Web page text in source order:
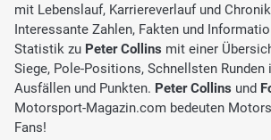
mit Lebenslauf, Karriereverlauf und
Interessante Zahlen, Fakten und
Statistik zu Peter Collins mit einer
Siege, Pole-Positions, Schnellsten Runden
Ausfällen und Punkten. Peter Collins und
Motorsport-Magazin.com bedeuten
Fans!